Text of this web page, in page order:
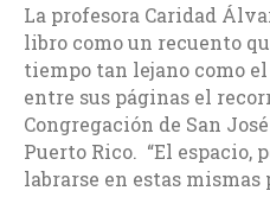
La profesora Caridad
libro como un recuento
tiempo tan lejano como
entre sus páginas el
Congregación de San
Puerto Rico. “El espacio,
labrarse en estas mismas